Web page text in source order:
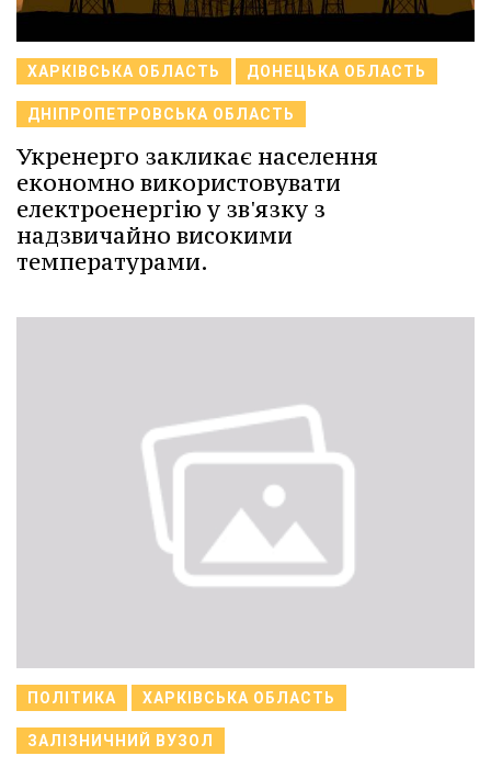
ХАРКІВСЬКА ОБЛАСТЬ ДОНЕЦЬКА ОБЛАСТЬ
ДНІПРОПЕТРОВСЬКА ОБЛАСТЬ
Укренерго закликає населення
економно використовувати
електроенергію у зв'язку з
надзвичайно високими
температурами.
ПОЛІТИКА ХАРКІВСЬКА ОБЛАСТЬ
ЗАЛІЗНИЧНИЙ ВУЗОЛ